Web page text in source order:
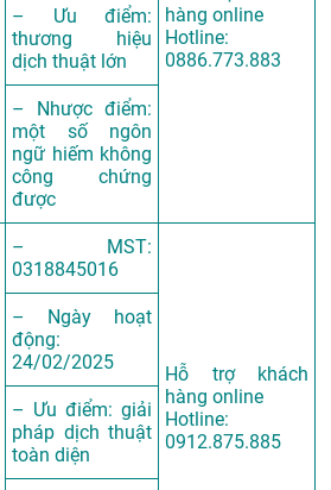
hàng online
Hotline:
0886.773.883
– Ưu điểm:
thương hiệu
dịch thuật lớn
– Nhược điểm:
một số ngôn
ngữ hiếm không
công chứng
được
– MST:
0318845016
Hỗ trợ khách
hàng online
Hotline:
0912.875.885
– Ngày hoạt
động:
24/02/2025
– Ưu điểm: giải
pháp dịch thuật
toàn diện